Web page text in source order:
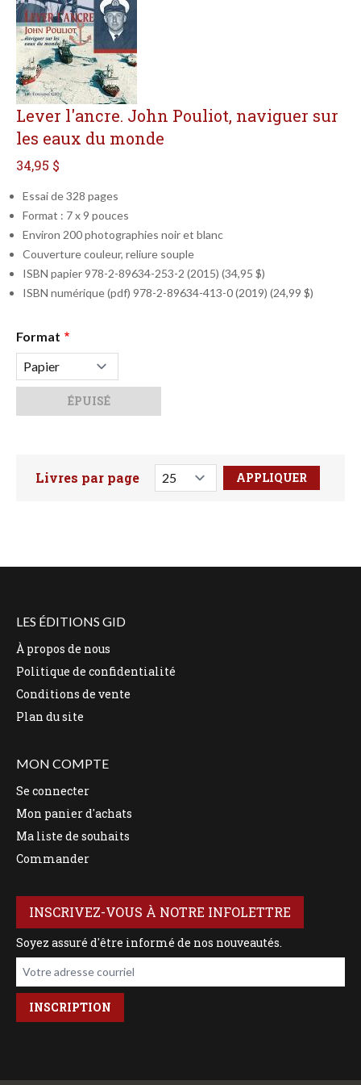
Lever l'ancre. John Pouliot, naviguer sur
les eaux du monde
34,95 $
Essai de 328 pages
Format : 7 x 9 pouces
Environ 200 photographies noir et blanc
Couverture couleur, reliure souple
ISBN papier 978-2-89634-253-2 (2015) (34,95 $)
ISBN numérique (pdf) 978-2-89634-413-0 (2019) (24,99 $)
Qté
Format
ÉPUISÉ
Faites votre recherche ici
Livres par page
LES ÉDITIONS GID
À propos de nous
Politique de confidentialité
Conditions de vente
Plan du site
MON COMPTE
Se connecter
Mon panier d'achats
Ma liste de souhaits
Commander
INSCRIVEZ-VOUS À NOTRE INFOLETTRE
Soyez assuré d'être informé de nos nouveautés.
Votre adresse courriel